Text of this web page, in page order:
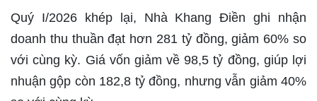
Quý I/2026 khép lại, Nhà Khang Điền ghi nhận
doanh thu thuần đạt hơn 281 tỷ đồng, giảm 60% so
với cùng kỳ. Giá vốn giảm về 98,5 tỷ đồng, giúp lợi
nhuận gộp còn 182,8 tỷ đồng, nhưng vẫn giảm 40%